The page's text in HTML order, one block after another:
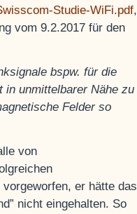
Studie-WiFi.pdf,
vom 9.2.2017 für den
bspw. für die
in unmittelbarer Nähe zu
Felder so
von
er hätte das
nicht eingehalten. So